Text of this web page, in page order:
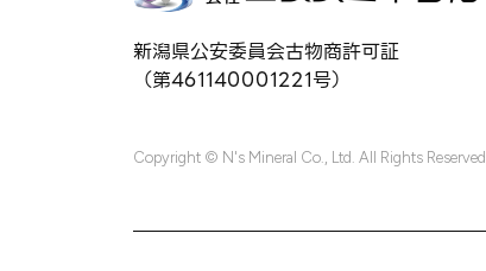
新潟県公安委員会古物商許可証
（第461140001221号）
Copyright © N's Mineral Co., Ltd. All Rights Reserved.